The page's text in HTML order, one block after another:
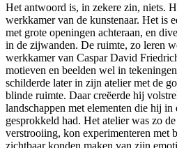
Het antwoord is, in zekere zin, niets.
werkkamer van de kunstenaar. Het is
met grote openingen achteraan, en
in de zijwanden. De ruimte, zo leren
werkkamer van Caspar David
motieven en beelden wel in
schilderde later in zijn atelier met de
blinde ruimte. Daar creëerde hij
landschappen met elementen die hij
gesprokkeld had. Het atelier was zo
verstrooiing, kon experimenteren met
zichtbaar konden maken van zijn